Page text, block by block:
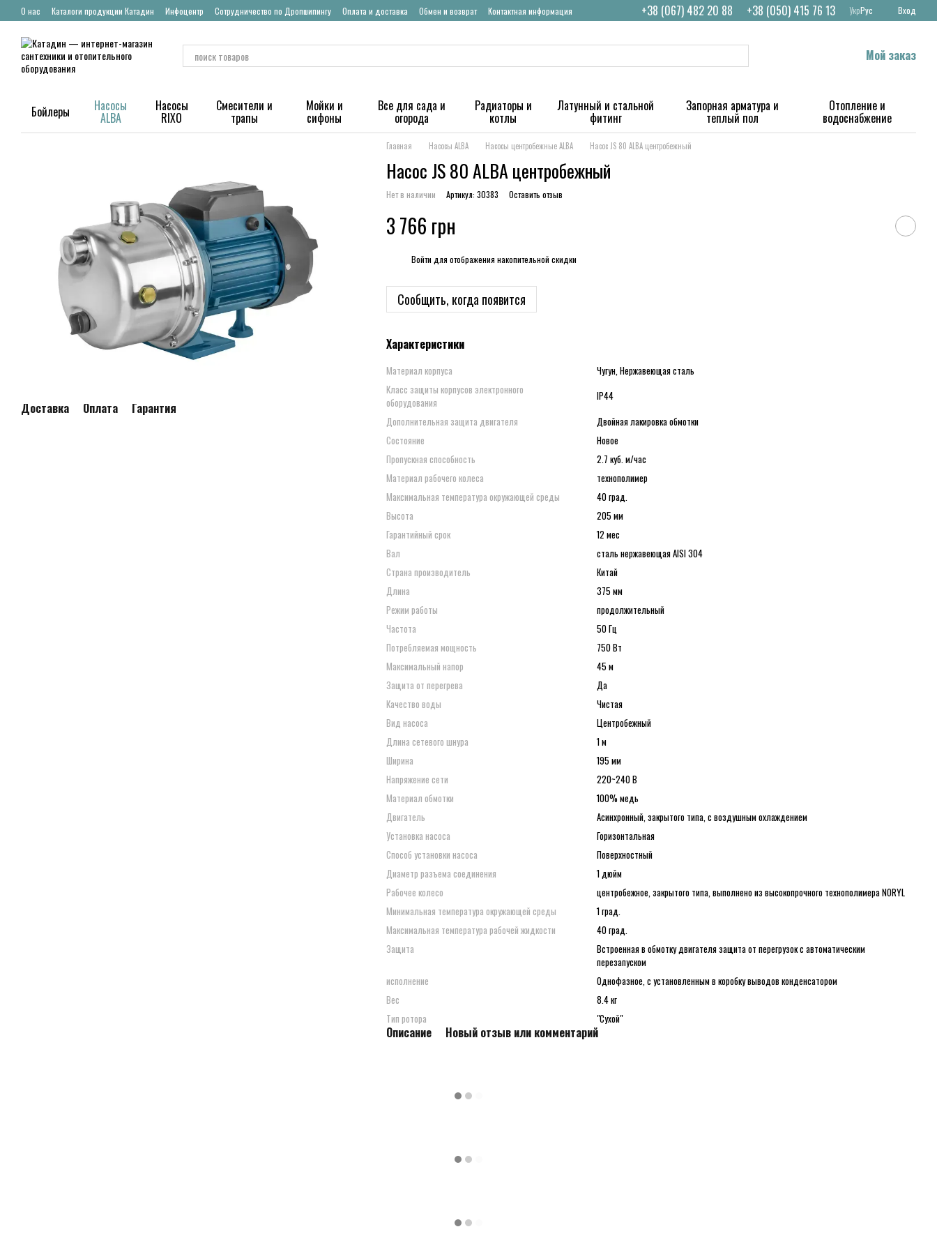
Перейти к основному контенту
О нас Каталоги продукции Катадин Инфоцентр Сотрудничество по Дропшипингу Оплата и доставка Обмен и возврат Контактная информация +38 (067) 482 20 88 +38 (050) 415 76 13 УкрРус Вход
Мой заказ
Бойлеры Насосы
ALBA
Насосы
RIXO
Смесители и
трапы
Мойки и
сифоны
Все для сада и
огорода
Радиаторы и
котлы
Латунный и стальной
фитинг
Запорная арматура и
теплый пол
Отопление и
водоснабжение
Доставка Оплата Гарантия
Главная Насосы ALBA Насосы центробежные ALBA Насос JS 80 ALBA центробежный
Насос JS 80 ALBA центробежный
Нет в наличии Артикул: 30383 Оставить отзыв
3 766 грн
Войти для отображения накопительной скидки
Сообщить, когда появится
Характеристики
Материал корпуса
Чугун, Нержавеющая сталь
Класс защиты корпусов электронного
оборудования
IP44
Дополнительная защита двигателя
Двойная лакировка обмотки
Состояние
Новое
Пропускная способность
2.7 куб. м/час
Материал рабочего колеса
технополимер
Максимальная температура окружающей среды
40 град.
Высота
205 мм
Гарантийный срок
12 мес
Вал
сталь нержавеющая AISI 304
Страна производитель
Китай
Длина
375 мм
Режим работы
продолжительный
Частота
50 Гц
Потребляемая мощность
750 Вт
Максимальный напор
45 м
Защита от перегрева
Да
Качество воды
Чистая
Вид насоса
Центробежный
Длина сетевого шнура
1 м
Ширина
195 мм
Напряжение сети
220~240 В
Материал обмотки
100% медь
Двигатель
Асинхронный, закрытого типа, с воздушным охлаждением
Установка насоса
Горизонтальная
Способ установки насоса
Поверхностный
Диаметр разъема соединения
1 дюйм
Рабочее колесо
центробежное, закрытого типа, выполнено из высокопрочного технополимера NORYL
Минимальная температура окружающей среды
1 град.
Максимальная температура рабочей жидкости
40 град.
Защита
Встроенная в обмотку двигателя защита от перегрузок с автоматическим
перезапуском
исполнение
Однофазное, с установленным в коробку выводов конденсатором
Вес
8.4 кг
Тип ротора
"Сухой"
Описание Новый отзыв или комментарий